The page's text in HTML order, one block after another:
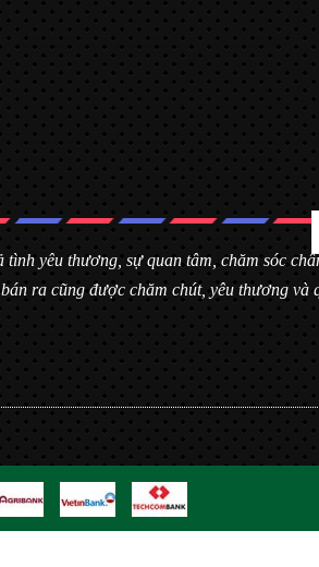
yêu thương, sự quan tâm, chăm sóc
ra cũng được chăm chút, yêu thương và